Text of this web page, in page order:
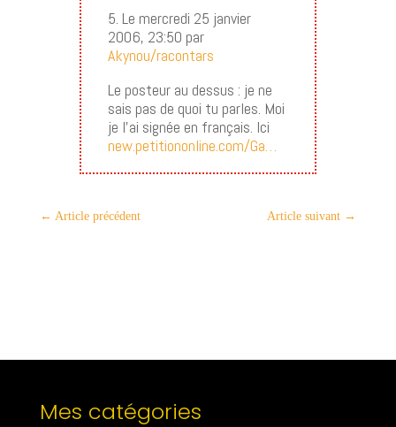
5. Le mercredi 25 janvier
2006, 23:50 par
Akynou/racontars
Le posteur au dessus : je ne
sais pas de quoi tu parles. Moi
je l’ai signée en français. Ici
new.petitiononline.com/Ga…
← Article précédent Article suivant →
Mes catégories